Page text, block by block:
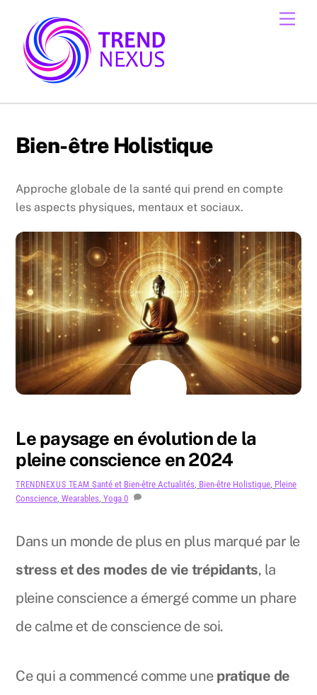
content
Bien-être Holistique
Approche globale de la santé qui prend en compte
les aspects physiques, mentaux et sociaux.
Le paysage en évolution de la
pleine conscience en 2024
TRENDNEXUS TEAM Santé et Bien-être Actualités, Bien-être Holistique, Pleine
Conscience,Wearables,Yoga 0
Dans un monde de plus en plus marqué par le
stress et des modes de vie trépidants, la
pleine conscience a émergé comme un phare
de calme et de conscience de soi.
Ce qui a commencé comme une pratique de